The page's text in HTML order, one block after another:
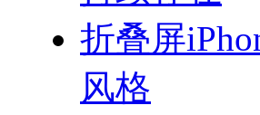
折叠屏
风格